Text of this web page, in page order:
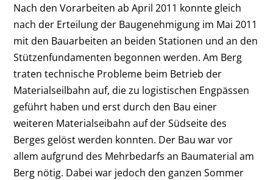
Nach den Vorarbeiten ab April 2011 konnte gleich
nach der Erteilung der Baugenehmigung im Mai 2011
mit den Bauarbeiten an beiden Stationen und an den
Stützenfundamenten begonnen werden. Am Berg
traten technische Probleme beim Betrieb der
Materialseilbahn auf, die zu logistischen Engpässen
geführt haben und erst durch den Bau einer
weiteren Materialseibahn auf der Südseite des
Berges gelöst werden konnten. Der Bau war vor
allem aufgrund des Mehrbedarfs an Baumaterial am
Berg nötig. Dabei war jedoch den ganzen Sommer